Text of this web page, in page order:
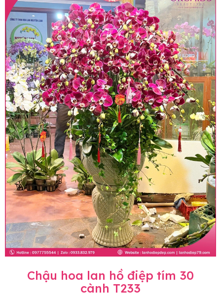
Chậu hoa lan hồ điệp tím 30
cành T233